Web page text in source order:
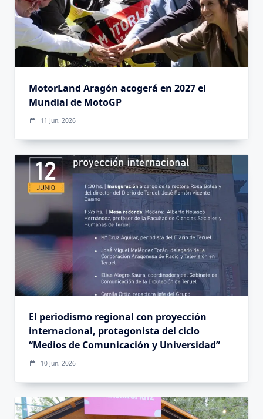
MotorLand Aragón acogerá en 2027 el
Mundial de MotoGP
11 Jun, 2026
El periodismo regional con proyección
internacional, protagonista del ciclo
“Medios de Comunicación y Universidad”
10 Jun, 2026